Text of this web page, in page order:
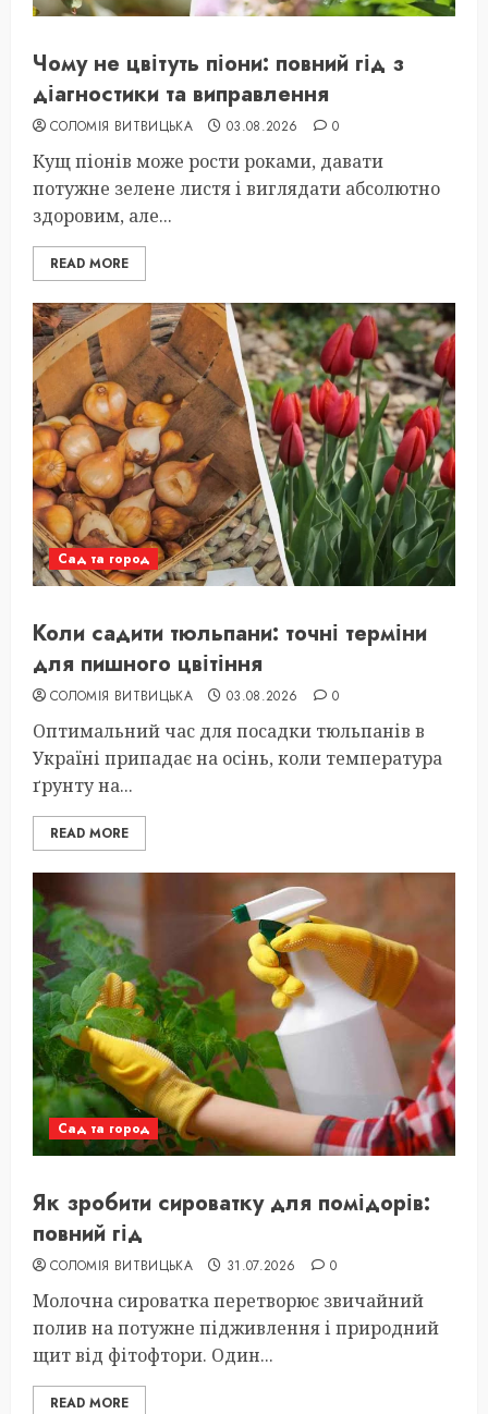
Чому не цвітуть піони: повний гід з
діагностики та виправлення
СОЛОМІЯ ВИТВИЦЬКА 03.08.2026 0
Кущ піонів може рости роками, давати
потужне зелене листя і виглядати абсолютно
здоровим, але...
READ MORE
Сад та город
Коли садити тюльпани: точні терміни
для пишного цвітіння
СОЛОМІЯ ВИТВИЦЬКА 03.08.2026 0
Оптимальний час для посадки тюльпанів в
Україні припадає на осінь, коли температура
ґрунту на...
READ MORE
Сад та город
Як зробити сироватку для помідорів:
повний гід
СОЛОМІЯ ВИТВИЦЬКА 31.07.2026 0
Молочна сироватка перетворює звичайний
полив на потужне підживлення і природний
щит від фітофтори. Один...
READ MORE